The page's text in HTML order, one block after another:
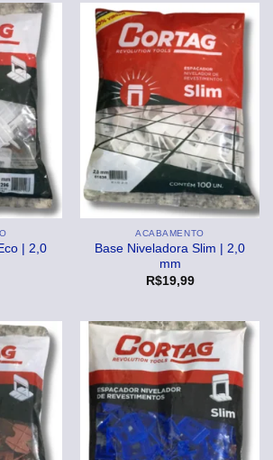
| 2,0
ACABAMENTO
Base Niveladora Slim | 2,0
mm
R$19,99